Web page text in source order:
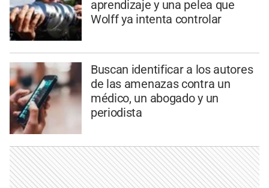
aprendizaje y una pelea que
Wolff ya intenta controlar
Buscan identificar a los autores
de las amenazas contra un
médico, un abogado y un
periodista